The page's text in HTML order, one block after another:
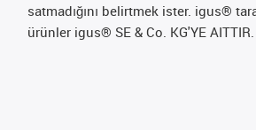
satmadığını belirtmek ister. igus®
ürünler igus® SE & Co. KG'YE AITTIR.